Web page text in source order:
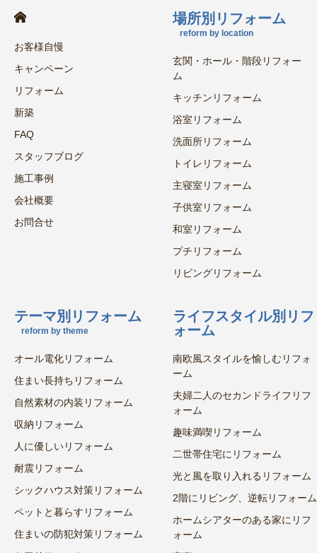
お客様自慢
キャンペーン
リフォーム
新築
FAQ
スタッフブログ
施工事例
会社概要
お問合せ
場所別リフォーム
reform by location
玄関・ホール・階段リフォー
ム
キッチンリフォーム
浴室リフォーム
洗面所リフォーム
トイレリフォーム
主寝室リフォーム
子供室リフォーム
和室リフォーム
プチリフォーム
リビングリフォーム
テーマ別リフォーム
reform by theme
オール電化リフォーム
住まい長持ちリフォーム
自然素材の内装リフォーム
収納リフォーム
人に優しいリフォーム
耐震リフォーム
シックハウス対策リフォーム
ペットと暮らすリフォーム
住まいの防犯対策リフォーム
ライフスタイル別リフ
ォーム
南欧風スタイルを愉しむリフォ
ーム
夫婦二人のセカンドライフリフ
ォーム
趣味満喫リフォーム
二世帯住宅にリフォーム
光と風を取り入れるリフォーム
2階にリビング、逆転リフォーム
ホームシアターのある家にリフ
ォーム